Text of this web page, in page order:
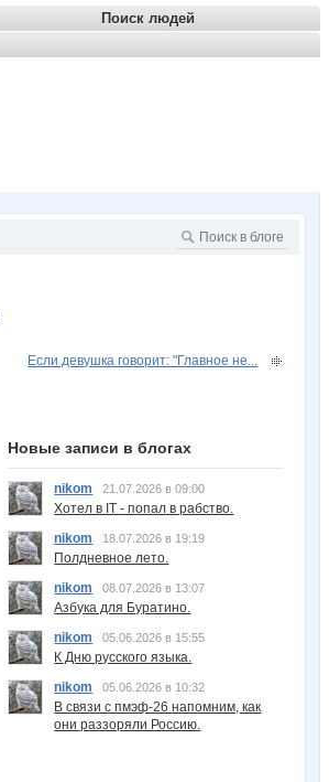
Поиск людей
Если девушка говорит: "Главное не...
Новые записи в блогах
nikom 21.07.2026 в 09:00
Хотел в IT - попал в рабство.
nikom
18.07.2026 в 19:19
Полдневное лето.
nikom
08.07.2026 в 13:07
Азбука для Буратино.
nikom
05.06.2026 в 15:55
К Дню русского языка.
nikom
05.06.2026 в 10:32
В связи с пмэф-26 напомним, как
они раззоряли Россию.